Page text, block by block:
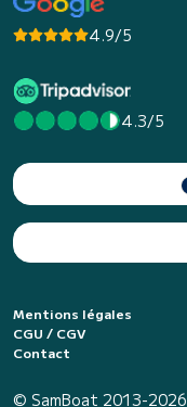
4.9/5
4.3/5
Mentions légales
CGU / CGV
Contact
© SamBoat 2013-2026